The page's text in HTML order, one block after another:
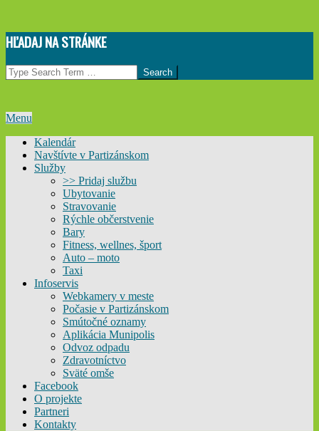
Skip
to
content
HĽADAJ NA STRÁNKE
Search
Primary
Menu
Menu
Kalendár
Navštívte v Partizánskom
Služby
>> Pridaj službu
Ubytovanie
Stravovanie
Rýchle občerstvenie
Bary
Fitness, wellnes, šport
Auto – moto
Taxi
Infoservis
Webkamery v meste
Počasie v Partizánskom
Smútočné oznamy
Aplikácia Munipolis
Odvoz odpadu
Zdravotníctvo
Sväté omše
Facebook
O projekte
Partneri
Kontakty